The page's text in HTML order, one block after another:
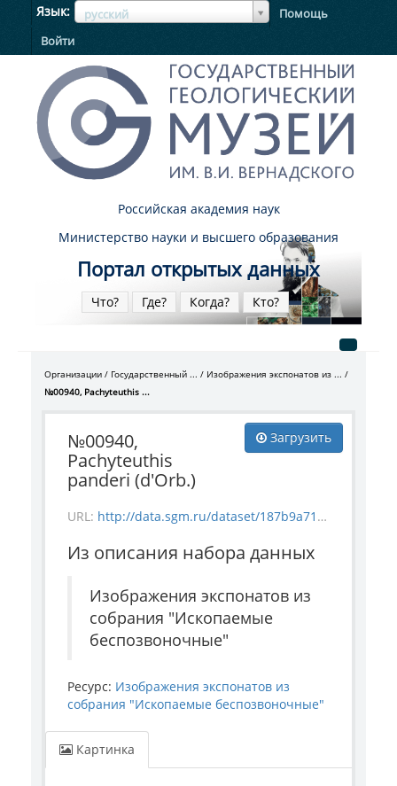
Язык русский
ЯзыкЯзык
Помощь
Войти
Российская академия наук
Министерство науки и высшего образования
Портал открытых данных
Что? Где? Когда? Кто?
Организации Государственный ...
Изображения экспонатов из ...
№00940, Pachyteuthis ...
Загрузить
№00940,
Pachyteuthis
panderi (d'Orb.)
URL: http://data.sgm.ru/dataset/187b9a71-4c85-43ec-99fe-080bdf792007/resource/3c7d525c-08ed-4bf1-8ee0-ec1c1c3707af/download/invertebrate_940.jpg
Из описания набора данных
Изображения экспонатов из
собрания "Ископаемые
беспозвоночные"
Ресурс: Изображения экспонатов из
собрания "Ископаемые беспозвоночные"
Картинка